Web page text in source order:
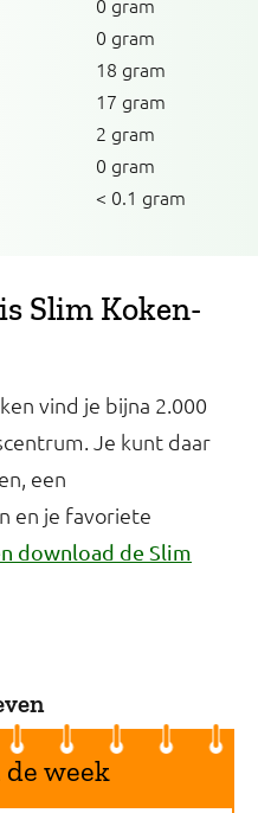
0 gram
18 gram
17 gram
2 gram
0 gram
< 0.1 gram
Slim Koken-
vind je bijna 2.000
Je kunt daar
een
en je favoriete
download de Slim
week